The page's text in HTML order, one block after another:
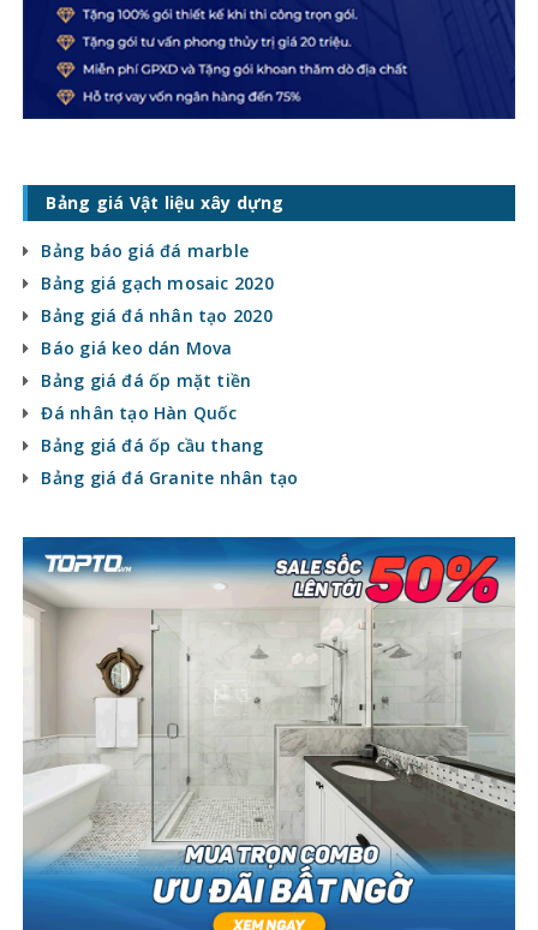
Bảng giá Vật liệu xây dựng
Bảng báo giá đá marble
Bảng giá gạch mosaic 2020
Bảng giá đá nhân tạo 2020
Báo giá keo dán Mova
Bảng giá đá ốp mặt tiền
Đá nhân tạo Hàn Quốc
Bảng giá đá ốp cầu thang
Bảng giá đá Granite nhân tạo